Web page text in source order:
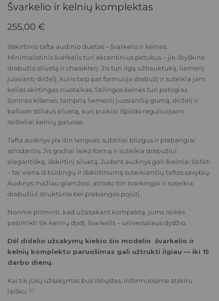
Švarkelio ir kelnių komplektas
255,00 €
Išskirtinio tafta audinio duetas – švarkelis ir kelnės.
Minimalistinis švarkelis turi akcentinius petukus – jie išryškina
drabužio siluetą ir charakterį. Jis turi ilgą užtrauktuką, liemenį
juosiantį dirželį, kuris taip pat formuoja drabužį ir suteikia jam
kelias skirtingas nuotaikas. Stilingos kelnės turi patogias
šonines kišenes, tamprią liemenlį juosiančią gumą, dirželį ir
balloon stiliaus siluetą, kurį puikiai išpildo reguliuojami
raišteliai kelnių galuose.
Tafta audinys yra itin lengvas, subtiliai blizgus ir prabangiai
atrodantis. Jis gražiai laiko formą ir suteikia drabužiui
elegantišką, išskirtinį siluetą. Judant audinys gali švelniai čežėti
– tai viena iš būdingų ir išskirtinumą suteikiančių taftos savybių.
Audinys mažiau glamžosi, atrodo itin tvarkingai ir suteikia
drabužiui struktūros bei prabangos pojūtį.
Norime priminti, kad užsisakant kompektą, jums reikės
pasirinkti tik kelnių dydį, švarkelis – universalaus dydžio.
Dėl didelio užsakymų kiekio šio modelio švarkelio ir
kelnių komplekto paruošimas gali užtrukti ilgiau — iki 15
darbo dienų.
Kai tik jūsų užsakymas bus išsiųstas, informuosime atskiru
laišku